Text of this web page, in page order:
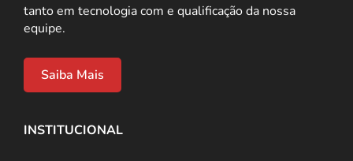
tanto em tecnologia com e qualificação da nossa
equipe.
Saiba Mais
INSTITUCIONAL